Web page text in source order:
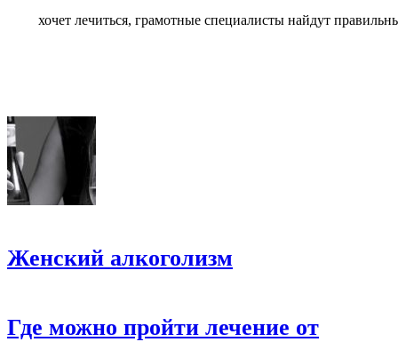
хочет лечиться, грамотные специалисты найдут
Женский алкоголизм
Где можно пройти лечение от